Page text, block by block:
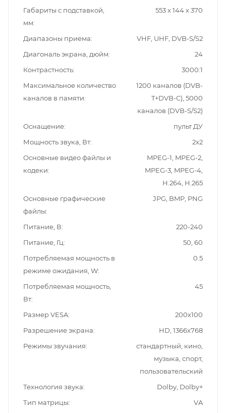
Габариты с подставкой,
мм
553 x 144 x 370
Диапазоны приема
VHF, UHF, DVB-S/S2
Диагональ экрана, дюйм
24
Контрастность
3000:1
Максимальное количество
каналов в памяти
1200 каналов (DVB-
T+DVB-C), 5000
каналов (DVB-S/S2)
Оснащение
пульт ДУ
Мощность звука, Вт
2х2
Основные видео файлы и
кодеки
MPEG-1, MPEG-2,
MPEG-3, MPEG-4,
H.264, H.265
Основные графические
файлы
JPG, BMP, PNG
Питание, В
220-240
Питание, Гц
50, 60
Потребляемая мощность в
режиме ожидания, W
0.5
Потребляемая мощность,
Вт
45
Размер VESA
200х100
Разрешение экрана
HD, 1366x768
Режимы звучания
стандартный, кино,
музыка, спорт,
пользовательский
Технология звука
Dolby, Dolby+
Тип матрицы
VA